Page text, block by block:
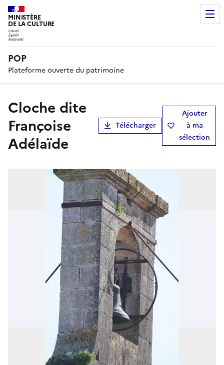
MINISTÈRE
DE LA CULTURE
POP
Plateforme ouverte du patrimoine
cloche dite
Françoise
Adélaïde
Télécharger
Ajouter
à ma
sélection